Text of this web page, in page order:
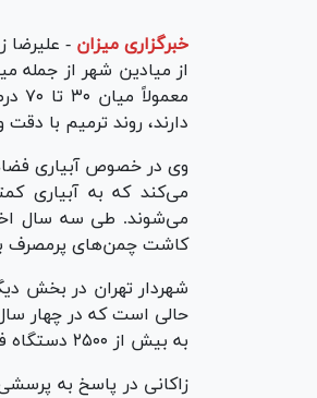
خبرگزاری میزان -
از میادین شهر از جمله
دارند، روند ترمیم با
وی در خصوص آبیاری
می‌کند که به آبیاری
می‌شوند. طی سه سال
کاشت چمن‌های پرمصرف
به بیش از ۲۵۰۰ دستگاه فعال رسیده است.
زاکانی در پاسخ به